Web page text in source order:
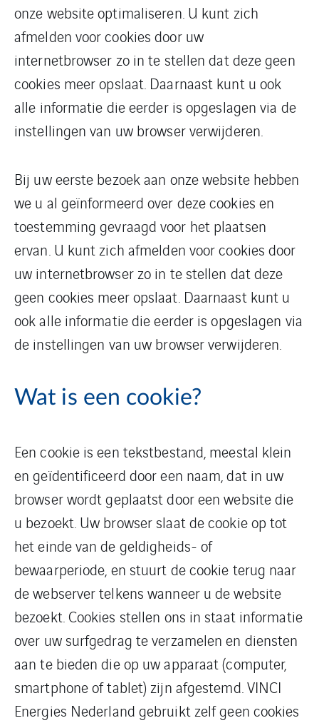
onze website optimaliseren. U kunt zich
afmelden voor cookies door uw
internetbrowser zo in te stellen dat deze geen
cookies meer opslaat. Daarnaast kunt u ook
alle informatie die eerder is opgeslagen via de
instellingen van uw browser verwijderen.
Bij uw eerste bezoek aan onze website hebben
we u al geïnformeerd over deze cookies en
toestemming gevraagd voor het plaatsen
ervan. U kunt zich afmelden voor cookies door
uw internetbrowser zo in te stellen dat deze
geen cookies meer opslaat. Daarnaast kunt u
ook alle informatie die eerder is opgeslagen via
de instellingen van uw browser verwijderen.
Wat is een cookie?
Een cookie is een tekstbestand, meestal klein
en geïdentificeerd door een naam, dat in uw
browser wordt geplaatst door een website die
u bezoekt. Uw browser slaat de cookie op tot
het einde van de geldigheids- of
bewaarperiode, en stuurt de cookie terug naar
de webserver telkens wanneer u de website
bezoekt. Cookies stellen ons in staat informatie
over uw surfgedrag te verzamelen en diensten
aan te bieden die op uw apparaat (computer,
smartphone of tablet) zijn afgestemd. VINCI
Energies Nederland gebruikt zelf geen cookies